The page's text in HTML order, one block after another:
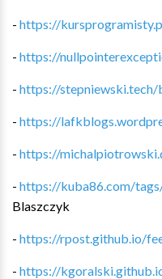
- https://
- https://
- https://
- https://
- https://
- https://kuba86.com/
Blaszczyk
- https://rpost.github.io/
- https://